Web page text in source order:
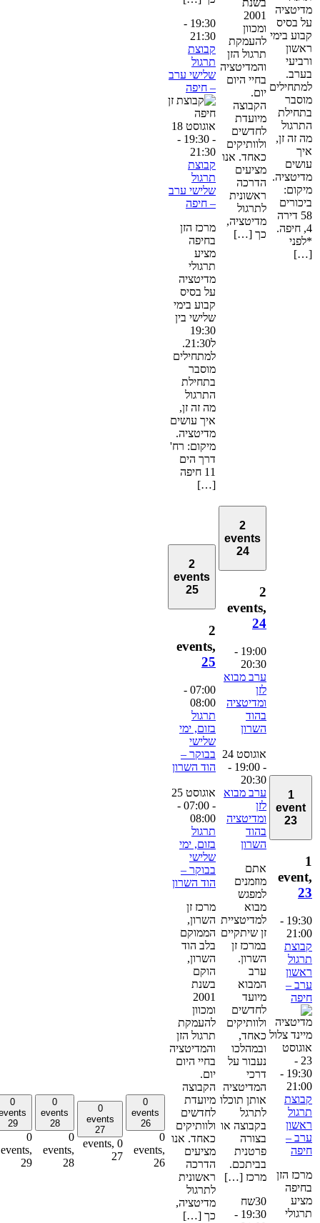
בסיס
בימי
זה זן,
58 דירה
4, חיפה.
בשנת
2001
ומכוון
להעמקת
תרגול הזן
והמדיטציה
בחיי היום
יום.
הקבוצה
מיועדת
לחדשים
ולוותיקים
כאחד. אנו
מציעים
הדרכה
ראשונית
לתרגול
מדיטציה,
כך […]
19:30
-
21:30
קבוצת
תרגול
שלישי ערב
– חיפה
אוגוסט 18
-
21:30
קבוצת
תרגול
שלישי ערב
– חיפה
מרכז הזן
בחיפה
מציע
תרגולי
מדיטציה
על בסיס
קבוע בימי
שלישי בין
19:30
ל21:30.
למתחילים
מוסבר
בתחילת
התרגול
מה זה זן,
איך עושים
מדיטציה.
מיקום: רח'
דרך הים
11 חיפה
[…]
event
23
-
–
23 -
-
–
הזן
events
24
events,
24
19:00
-
20:30
ערב מבוא
לזן
ומדיטציה
בהוד
השרון
אוגוסט 24
-
20:30
ערב מבוא
לזן
ומדיטציה
בהוד
השרון
אתם
מוזמנים
למפגש
מבוא
למדיטציית
זן שיתקיים
במרכז זן
השרון.
ערב
המבוא
מיועד
לחדשים
ולוותיקים
כאחד,
ובמהלכו
נעבור על
דרכי
המדיטציה
אותן תוכלו
לתרגל
בקבוצה או
בצורה
פרטנית
בביתכם.
מרכז […]
30שח
19:30
-
events
25
events,
25
07:00
-
08:00
תרגול
בזום, ימי
שלישי
בבוקר –
הוד השרון
אוגוסט 25
-
08:00
תרגול
בזום, ימי
שלישי
בבוקר –
הוד השרון
מרכז זן
השרון,
הממוקם
בלב הוד
השרון,
הוקם
בשנת
2001
ומכוון
להעמקת
תרגול הזן
והמדיטציה
בחיי היום
יום.
הקבוצה
מיועדת
לחדשים
ולוותיקים
כאחד. אנו
מציעים
הדרכה
ראשונית
לתרגול
מדיטציה,
כך […]
events
26
0
events,
26
events
27
27
events
28
0
events,
28
events
29
events,
29